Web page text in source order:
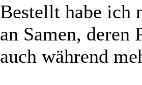
Bestellt habe ich
an Samen,
auch während